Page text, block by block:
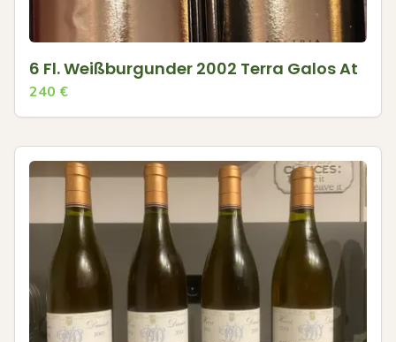
6 Fl. Weißburgunder 2002 Terra Galos At
240 €